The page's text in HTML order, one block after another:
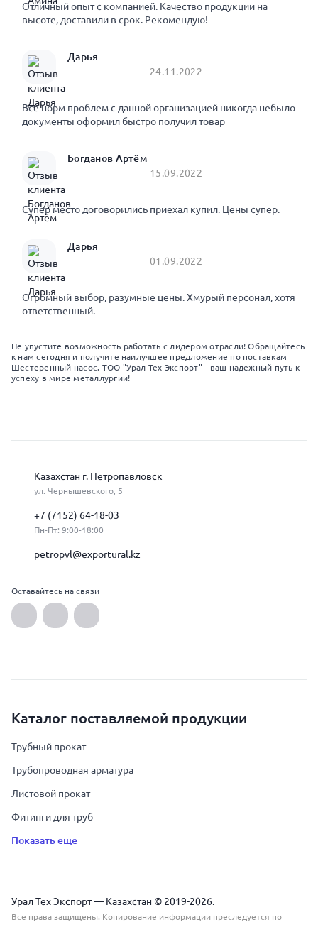
Отличный опыт с компанией. Качество продукции на
высоте, доставили в срок. Рекомендую!
Дарья
24.11.2022
Все норм проблем с данной организацией никогда небыло
документы оформил быстро получил товар
Богданов Артём
15.09.2022
Супер место договорились приехал купил. Цены супер.
Дарья
01.09.2022
Огромный выбор, разумные цены. Хмурый персонал, хотя
ответственный.
Не упустите возможность работать с лидером отрасли! Обращайтесь
к нам сегодня и получите наилучшее предложение по поставкам
Шестеренный насос. ТОО "Урал Тех Экспорт" - ваш надежный путь к
успеху в мире металлургии!
Казахстан г. Петропавловск
ул. Чернышевского, 5
+7 (7152) 64-18-03
Пн-Пт: 9:00-18:00
petropvl@exportural.kz
Оставайтесь на связи
Каталог поставляемой продукции
Трубный прокат
Трубопроводная арматура
Листовой прокат
Фитинги для труб
Показать ещё
Урал Тех Экспорт — Казахстан © 2019-2026.
Все права защищены. Копирование информации преследуется по